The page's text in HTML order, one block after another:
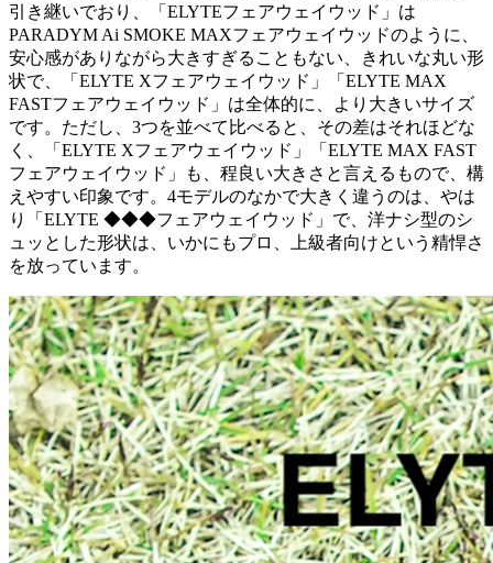
引き継いでおり、「ELYTEフェアウェイウッド」は
PARADYM Ai SMOKE MAXフェアウェイウッドのように、
安心感がありながら大きすぎることもない、きれいな丸い形
状で、「ELYTE Xフェアウェイウッド」「ELYTE MAX
FASTフェアウェイウッド」は全体的に、より大きいサイズ
です。ただし、3つを並べて比べると、その差はそれほどな
く、「ELYTE Xフェアウェイウッド」「ELYTE MAX FAST
フェアウェイウッド」も、程良い大きさと言えるもので、構
えやすい印象です。4モデルのなかで大きく違うのは、やは
り「ELYTE ◆◆◆フェアウェイウッド」で、洋ナシ型のシ
ュッとした形状は、いかにもプロ、上級者向けという精悍さ
を放っています。